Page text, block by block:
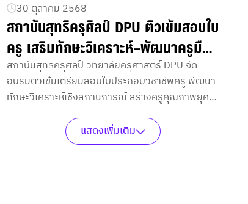
30 ตุลาคม 2568
สถาบันสุทธิครุศิลป์ DPU ติวเข้มสอบใบ
ครู เสริมทักษะวิเคราะห์–พัฒนาครูมือ
อาชีพแห่งอนาคต
สถาบันสุทธิครุศิลป์ วิทยาลัยครุศาสตร์ DPU จัด
อบรมติวเข้มเตรียมสอบใบประกอบวิชาชีพครู พัฒนา
ทักษะวิเคราะห์เชิงสถานการณ์ สร้างครูคุณภาพยุค
แสดงเพิ่มเติม